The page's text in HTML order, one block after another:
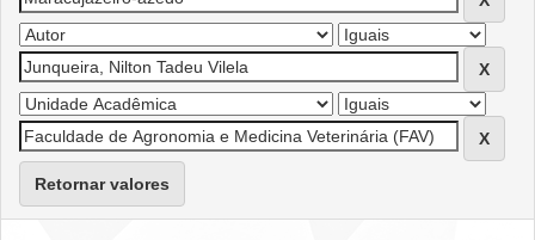
Retornar valores